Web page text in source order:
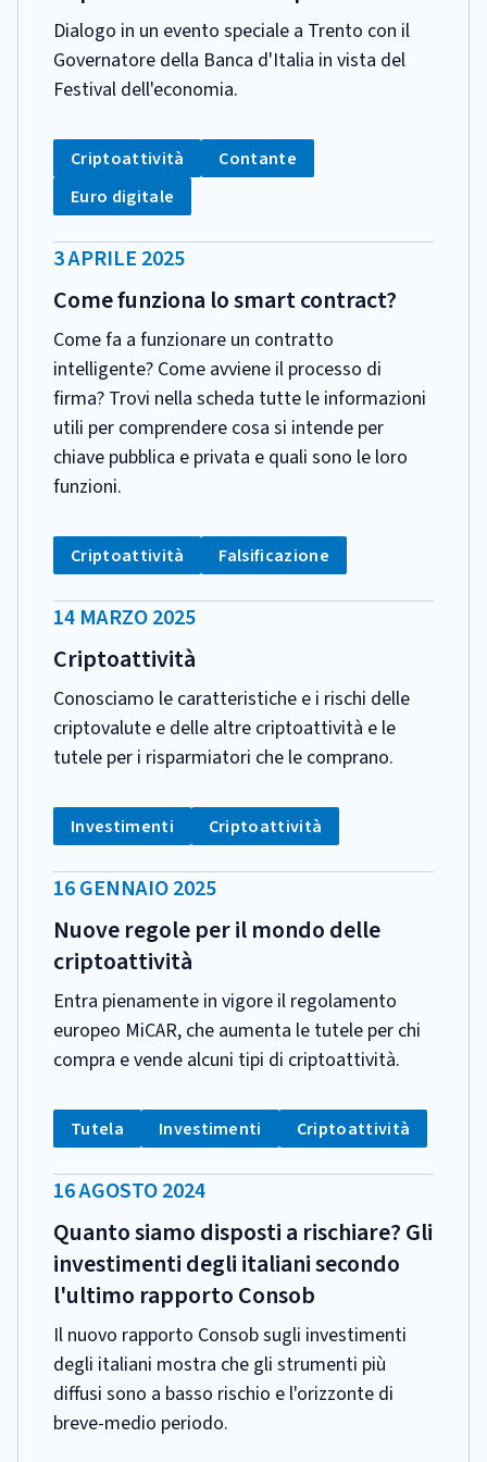
Dialogo in un evento speciale a Trento con il
Governatore della Banca d'Italia in vista del
Festival dell'economia.
CATEGORIA:
Tag:
Criptoattività Tag:
Contante
Tag:
Euro digitale
DATA
PUBBLICAZIONE:
3 APRILE 2025
Come funziona lo smart contract?
Come fa a funzionare un contratto
intelligente? Come avviene il processo di
firma? Trovi nella scheda tutte le informazioni
utili per comprendere cosa si intende per
chiave pubblica e privata e quali sono le loro
funzioni.
CATEGORIA:
Tag:
Criptoattività Tag:
Falsificazione
DATA
PUBBLICAZIONE:
14 MARZO 2025
Criptoattività
Conosciamo le caratteristiche e i rischi delle
criptovalute e delle altre criptoattività e le
tutele per i risparmiatori che le comprano.
CATEGORIA:
Tag:
Investimenti Tag:
Criptoattività
DATA
PUBBLICAZIONE:
16 GENNAIO 2025
Nuove regole per il mondo delle
criptoattività
Entra pienamente in vigore il regolamento
europeo MiCAR, che aumenta le tutele per chi
compra e vende alcuni tipi di criptoattività.
CATEGORIA:
Tag:
Tutela Tag:
Investimenti Tag:
Criptoattività
DATA
PUBBLICAZIONE:
16 AGOSTO 2024
Quanto siamo disposti a rischiare? Gli
investimenti degli italiani secondo
l'ultimo rapporto Consob
Il nuovo rapporto Consob sugli investimenti
degli italiani mostra che gli strumenti più
diffusi sono a basso rischio e l'orizzonte di
breve-medio periodo.